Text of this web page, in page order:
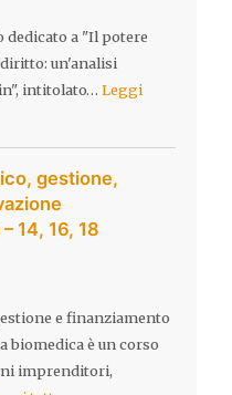
dedicato a "Il potere
un'analisi
intitolato…Leggi
gestione,
14, 16, 18
e finanziamento
biomedica è un corso
imprenditori,